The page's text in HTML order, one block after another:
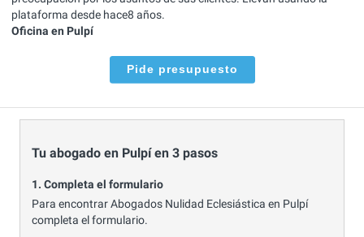
plataforma desde hace8 años.
Oficina en Pulpí
Pide presupuesto
Tu abogado en Pulpí en 3 pasos
1. Completa el formulario
Para encontrar Abogados Nulidad Eclesiástica en Pulpí
completa el formulario.